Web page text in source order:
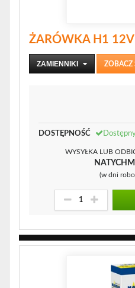
ŻARÓWKA H1
ZAMIENNIKI ZOBACZ
DOSTĘPNOŚĆ
WYSYŁKA LUB
(w dni